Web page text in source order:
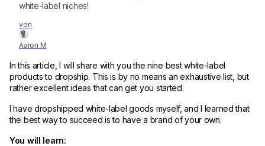
von
Aaron M
white-label niches!
In this article, I will share with you the nine best white-label
products to dropship. This is by no means an exhaustive list, but
rather excellent ideas that can get you started.
I have dropshipped white-label goods myself, and I learned that
the best way to succeed is to have a brand of your own.
You will learn: